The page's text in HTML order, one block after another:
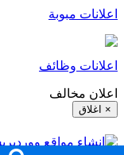
اعلانات مبوبة
اعلانات وظائف
اعلان مخالف
× اغلاق